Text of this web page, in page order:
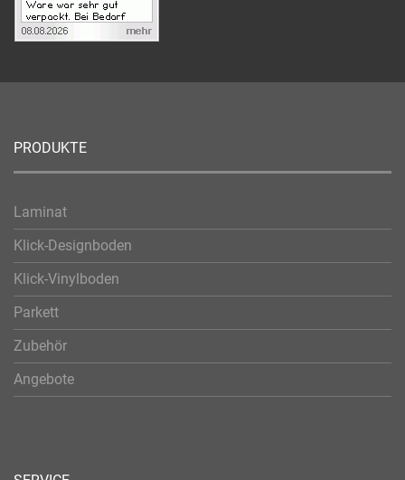
PRODUKTE
Laminat
Klick-Designboden
Klick-Vinylboden
Parkett
Zubehör
Angebote